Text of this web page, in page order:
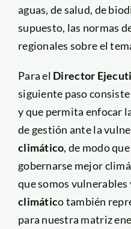
aguas, de salud, de
supuesto, las normas
regionales sobre el
Para el Director
siguiente paso
y que permita enfocar
de gestión ante la
climático, de modo
gobernarse mejor
que somos vulnerables
climático también
para nuestra matriz